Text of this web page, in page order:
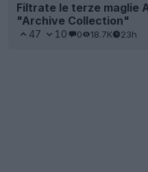
Filtrate le terze maglie
"Archive Collection"
47 10 0 18.7K 23h